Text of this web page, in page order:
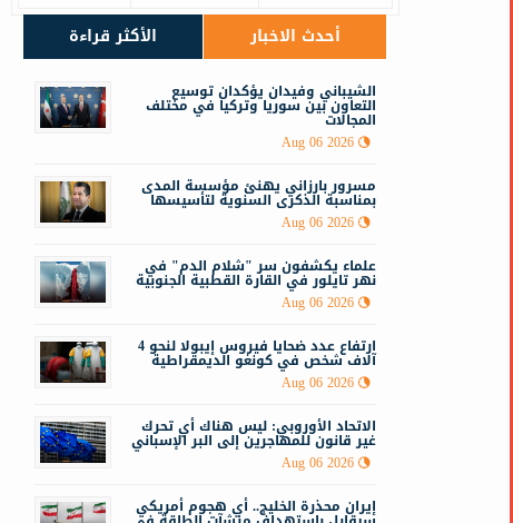
أحدث الاخبار الأكثر قراءة
الشيباني وفيدان يؤكدان توسيع
التعاون بين سوريا وتركيا في مختلف
المجالات
Aug 06 2026
مسرور بارزاني يهنئ مؤسسة المدى
بمناسبة الذكرى السنوية لتأسيسها
Aug 06 2026
علماء يكشفون سر "شلام الدم" في
نهر تايلور في القارة القطبية الجنوبية
Aug 06 2026
ارتفاع عدد ضحايا فيروس إيبولا لنحو 4
آلاف شخص في كونغو الديمقراطية
Aug 06 2026
الاتحاد الأوروبي: ليس هناك أي تحرك
غير قانون للمهاجرين إلى البر الإسباني
Aug 06 2026
إيران محذرة الخليج.. أي هجوم أمريكي